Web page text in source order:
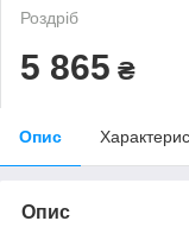
Роздріб
5 865 ₴
Опис
Опис